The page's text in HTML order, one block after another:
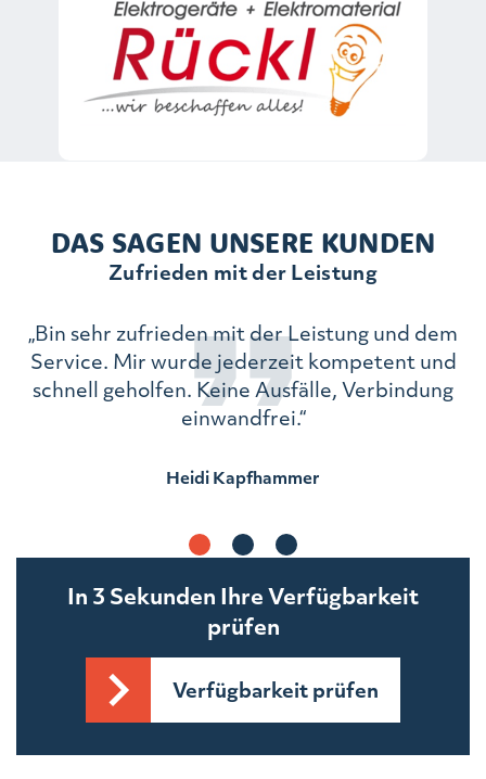
DAS SAGEN UNSERE KUNDEN
Zufrieden mit der Leistung
„Bin sehr zufrieden mit der Leistung und dem
Service. Mir wurde jederzeit kompetent und
schnell geholfen. Keine Ausfälle, Verbindung
einwandfrei.“
Heidi Kapfhammer
In 3 Sekunden Ihre Verfügbarkeit
prüfen
Verfügbarkeit prüfen